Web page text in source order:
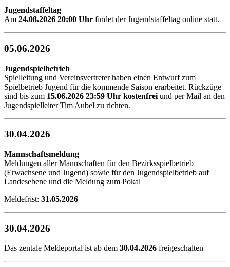
Jugendstaffeltag
Am 24.08.2026 20:00 Uhr findet der Jugendstaffeltag online statt.
05.06.2026
Jugendspielbetrieb
Spielleitung und Vereinsvertreter haben einen Entwurf zum
Spielbetrieb Jugend für die kommende Saison erarbeitet. Rückzüge
sind bis zum 15.06.2026 23:59 Uhr kostenfrei und per Mail an den
Jugendspielleiter Tim Aubel zu richten.
30.04.2026
Mannschaftsmeldung
Meldungen aller Mannschaften für den Bezirksspielbetrieb
(Erwachsene und Jugend) sowie für den Jugendspielbetrieb auf
Landesebene und die Meldung zum Pokal
Meldefrist: 31.05.2026
30.04.2026
Das zentale Meldeportal ist ab dem 30.04.2026 freigeschalten